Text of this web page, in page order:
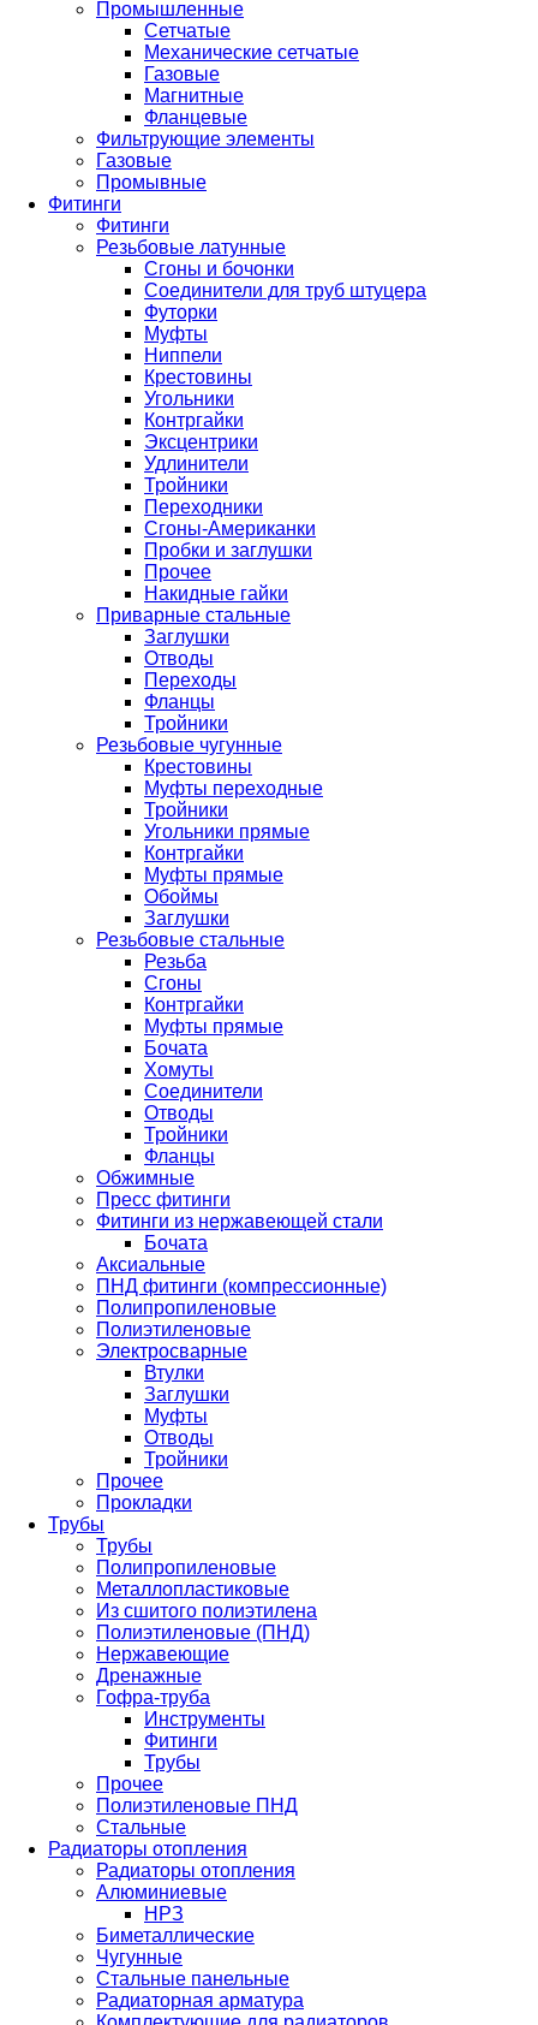
Промышленные
Сетчатые
Механические сетчатые
Газовые
Магнитные
Фланцевые
Фильтрующие элементы
Газовые
Промывные
Фитинги
Фитинги
Резьбовые латунные
Сгоны и бочонки
Соединители для труб штуцера
Футорки
Муфты
Ниппели
Крестовины
Угольники
Контргайки
Эксцентрики
Удлинители
Тройники
Переходники
Сгоны-Американки
Пробки и заглушки
Прочее
Накидные гайки
Приварные стальные
Заглушки
Отводы
Переходы
Фланцы
Тройники
Резьбовые чугунные
Крестовины
Муфты переходные
Тройники
Угольники прямые
Контргайки
Муфты прямые
Обоймы
Заглушки
Резьбовые стальные
Резьба
Сгоны
Контргайки
Муфты прямые
Бочата
Хомуты
Соединители
Отводы
Тройники
Фланцы
Обжимные
Пресс фитинги
Фитинги из нержавеющей стали
Бочата
Аксиальные
ПНД фитинги (компрессионные)
Полипропиленовые
Полиэтиленовые
Электросварные
Втулки
Заглушки
Муфты
Отводы
Тройники
Прочее
Прокладки
Трубы
Трубы
Полипропиленовые
Металлопластиковые
Из сшитого полиэтилена
Полиэтиленовые (ПНД)
Нержавеющие
Дренажные
Гофра-труба
Инструменты
Фитинги
Трубы
Прочее
Полиэтиленовые ПНД
Стальные
Радиаторы отопления
Радиаторы отопления
Алюминиевые
НРЗ
Биметаллические
Чугунные
Стальные панельные
Радиаторная арматура